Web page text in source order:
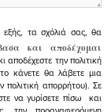
τα σχόλιά σας, θα
και αποδέχομαι
αποδέχεστε την πολιτική
κάνετε θα λάβετε μια
πολιτική απορρήτου). Σε
να γυρίσετε πίσω και